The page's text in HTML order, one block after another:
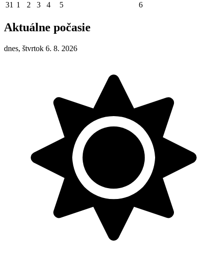
31 1 2 3 4 5 6
Aktuálne počasie
dnes, štvrtok 6. 8. 2026